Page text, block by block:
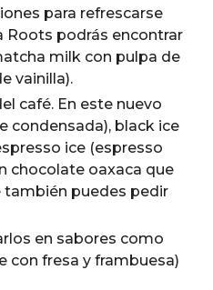
para refrescarse
Roots podrás encontrar
milk con pulpa de
vainilla).
café. En este nuevo
condensada), black ice
ice (espresso
chocolate oaxaca que
también puedes pedir
en sabores como
con fresa y frambuesa)